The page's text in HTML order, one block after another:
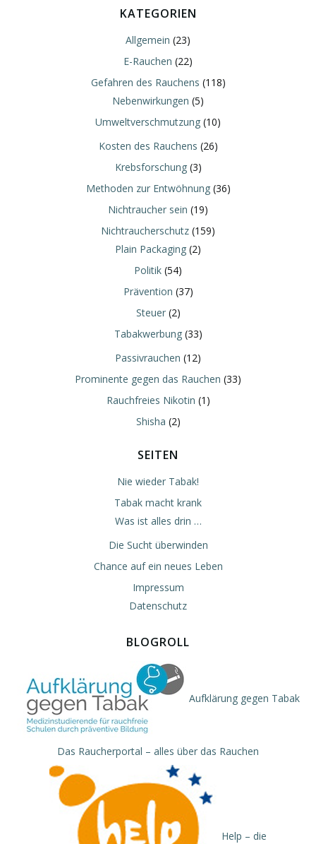
KATEGORIEN
Allgemein (23)
E-Rauchen (22)
Gefahren des Rauchens (118)
Nebenwirkungen (5)
Umweltverschmutzung (10)
Kosten des Rauchens (26)
Krebsforschung(3)
Methoden zur Entwöhnung(36)
Nichtraucher sein (19)
Nichtraucherschutz (159)
Plain Packaging (2)
Politik (54)
Prävention (37)
Steuer(2)
Tabakwerbung(33)
Passivrauchen (12)
Prominente gegen das Rauchen (33)
Rauchfreies Nikotin (1)
Shisha (2)
SEITEN
Nie wieder Tabak!
Tabak macht krank
Was ist alles drin …
Die Sucht überwinden
Chance auf ein neues Leben
Impressum
Datenschutz
BLOGROLL
Aufklärung gegen Tabak
Das Raucherportal – alles über das Rauchen
Help – die